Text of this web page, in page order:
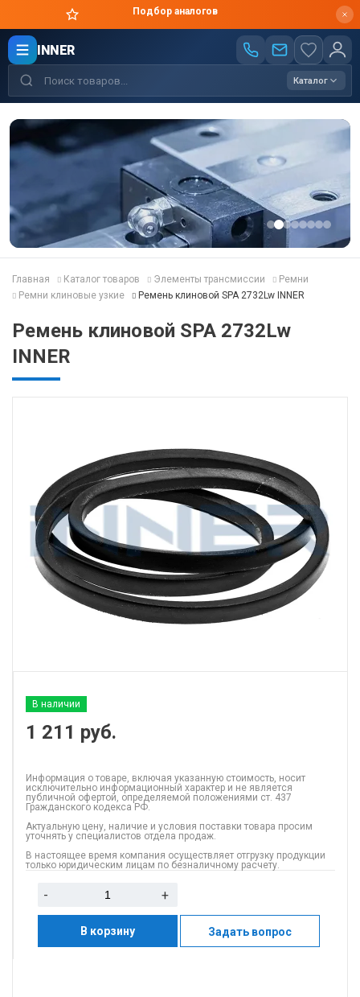
Подбор аналогов
INNER
Каталог
Главная Каталог товаров Элементы трансмиссии
Ремни
Ремни клиновые узкие
Ремень клиновой SPA 2732Lw INNER
Ремень клиновой SPA 2732Lw
INNER
В наличии
1 211 руб.
Информация о товаре, включая указанную стоимость, носит
исключительно информационный характер и не является
публичной офертой, определяемой положениями ст. 437
Гражданского кодекса РФ.
Актуальную цену, наличие и условия поставки товара просим
уточнять у специалистов отдела продаж.
В настоящее время компания осуществляет отгрузку продукции
только юридическим лицам по безналичному расчету.
- +
В корзину Задать вопрос